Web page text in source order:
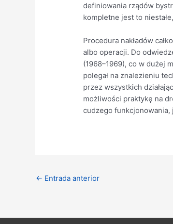
definiowania rządów
kompletne jest to
Procedura nakładów
albo operacji. Do
(1968–1969), co w dużej
polegał na znalezieniu
przez wszystkich
możliwości praktykę na
cudzego funkcjonowania,
Navegación
← Entrada anterior